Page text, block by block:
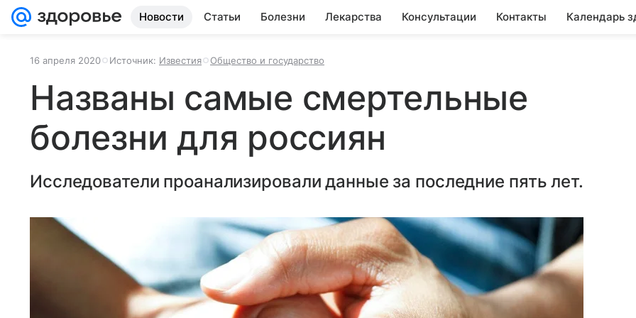
Новости Статьи Болезни Лекарства Консультации Контакты Календарь
16 апреля 2020 Источник: Известия Общество и государство
Названы самые смертельные
болезни для россиян
Исследователи проанализировали данные за последние пять лет.